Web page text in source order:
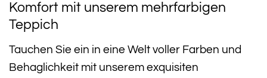
Komfort mit unserem mehrfarbigen
Teppich
Tauchen Sie ein in eine Welt voller Farben und
Behaglichkeit mit unserem exquisiten